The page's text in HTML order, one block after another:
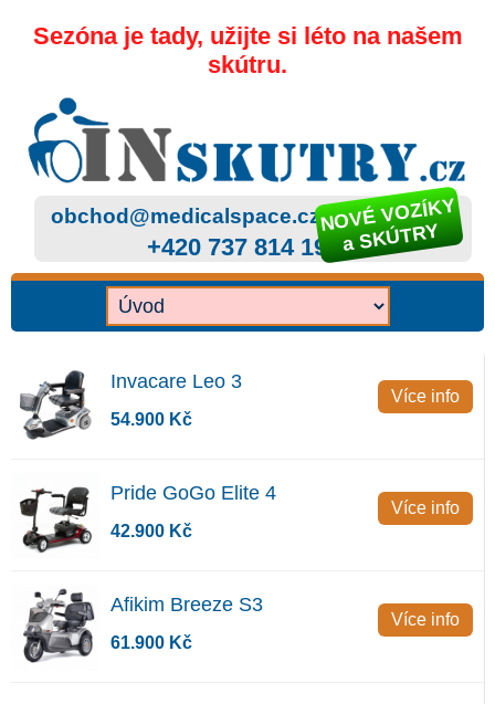
Sezóna je tady, užijte si léto na našem
skútru.
obchod@medicalspace.cz
+420 737 814 199
NOVÉ VOZÍKY
a SKÚTRY
Invacare Leo 3
54.900 Kč
Více info
Pride GoGo Elite 4
42.900 Kč
Více info
Afikim Breeze S3
61.900 Kč
Více info